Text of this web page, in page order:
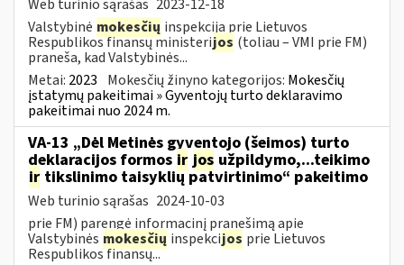
Web turinio sąrašas 2023-12-18
Valstybinė mokesčių inspekcija prie Lietuvos
Respublikos finansų ministerijos (toliau – VMI prie FM)
praneša, kad Valstybinės...
Metai: 2023 Mokesčių žinyno kategorijos: Mokesčių
įstatymų pakeitimai » Gyventojų turto deklaravimo
pakeitimai nuo 2024 m.
VA-13 „Dėl Metinės gyventojo (šeimos) turto
deklaracijos formos ir jos užpildymo,...teikimo
ir tikslinimo taisyklių patvirtinimo“ pakeitimo
Web turinio sąrašas 2024-10-03
prie FM) parengė informacinį pranešimą apie
Valstybinės mokesčių inspekcijos prie Lietuvos
Respublikos finansų...